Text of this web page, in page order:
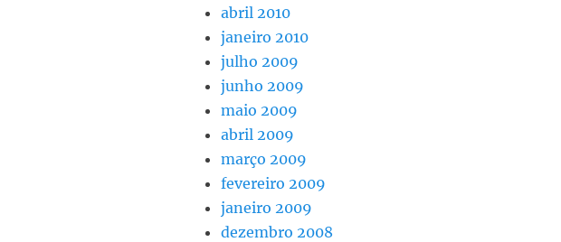
abril 2010
janeiro 2010
julho 2009
junho 2009
maio 2009
abril 2009
março 2009
fevereiro 2009
janeiro 2009
dezembro 2008